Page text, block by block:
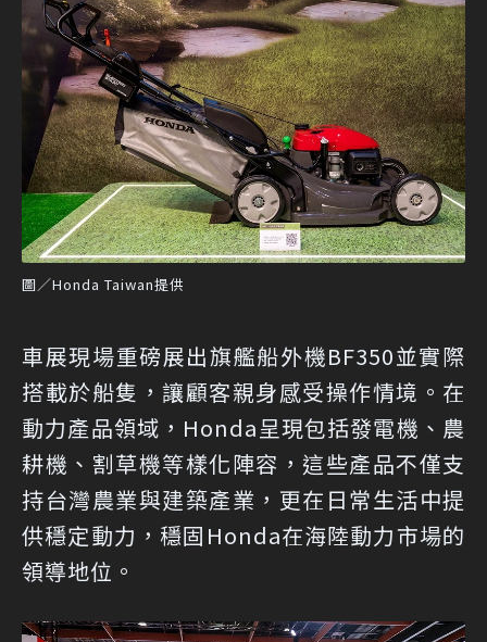
圖／Honda Taiwan提供
車展現場重磅展出旗艦船外機BF350並實際
搭載於船隻，讓顧客親身感受操作情境。在
動力產品領域，Honda呈現包括發電機、農
耕機、割草機等樣化陣容，這些產品不僅支
持台灣農業與建築產業，更在日常生活中提
供穩定動力，穩固Honda在海陸動力市場的
領導地位。